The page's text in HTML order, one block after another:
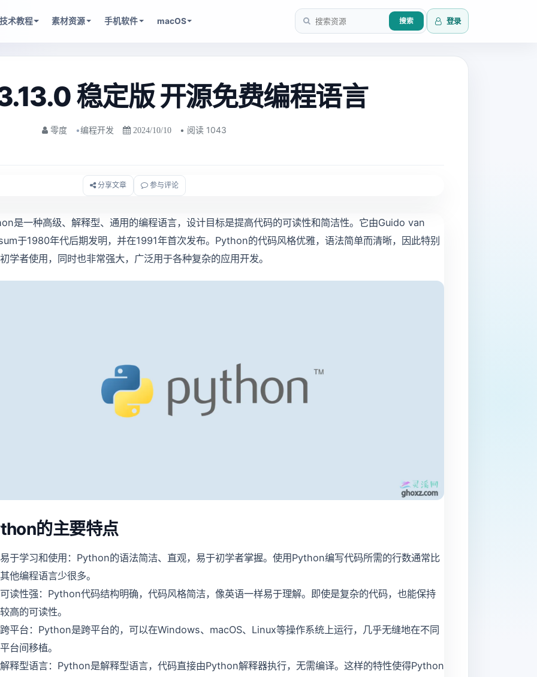
术教程 素材资源 手机软件 macOS 搜索 登录
稳定版 开源免费编程语言
零度 •编程开发 2024/10/10 • 阅读 1043
分享文章 参与评论
是一种高级、解释型、通用的编程语言，设计目标是提高代码的可读性和简洁性。它由Guido van
于1980年代后期发明，并在1991年首次发布。Python的代码风格优雅，语法简单而清晰，因此特别
学者使用，同时也非常强大，广泛用于各种复杂的应用开发。
的主要特点
易于学习和使用：Python的语法简洁、直观，易于初学者掌握。使用Python编写代码所需的行数通常比
其他编程语言少很多。
可读性强：Python代码结构明确，代码风格简洁，像英语一样易于理解。即使是复杂的代码，也能保持
较高的可读性。
跨平台：Python是跨平台的，可以在Windows、macOS、Linux等操作系统上运行，几乎无缝地在不同
平台间移植。
解释型语言：Python是解释型语言，代码直接由Python解释器执行，无需编译。这样的特性使得Python